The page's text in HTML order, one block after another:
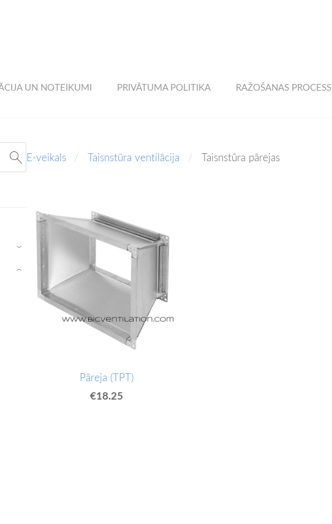
UN NOTEIKUMI PRIVĀTUMA POLITIKA RAŽOŠANAS PROCESS
›
›
E-veikals Taisnstūra ventilācija Taisnstūra pārejas
Pāreja (TPT)
€18.25